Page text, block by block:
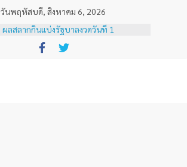
วันพฤหัสบดี, สิงหาคม 6, 2026
ผลสลากกินแบ่งรัฐบาลงวดวันที่ 1
พฤศจิกายน 2567
หลักเกณฑ์และวิธีการเทียบเคียงผลการ